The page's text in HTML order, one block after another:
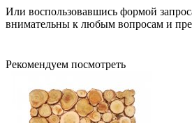
Или воспользовавшись формой
внимательны к любым вопросам и
Рекомендуем посмотреть